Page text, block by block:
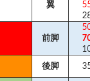
翼
前脚
後脚